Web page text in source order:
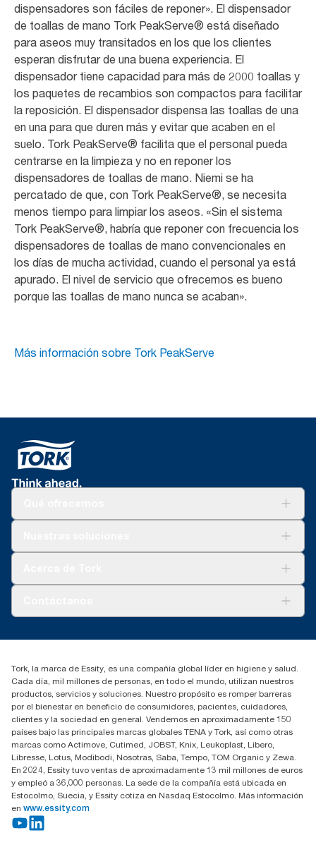
dispensadores son fáciles de reponer». El dispensador
de toallas de mano Tork PeakServe® está diseñado
para aseos muy transitados en los que los clientes
esperan disfrutar de una buena experiencia. El
dispensador tiene capacidad para más de 2000 toallas y
los paquetes de recambios son compactos para facilitar
la reposición. El dispensador dispensa las toallas de una
en una para que duren más y evitar que acaben en el
suelo. Tork PeakServe® facilita que el personal pueda
centrarse en la limpieza y no en reponer los
dispensadores de toallas de mano. Niemi se ha
percatado de que, con Tork PeakServe®, se necesita
menos tiempo para limpiar los aseos. «Sin el sistema
Tork PeakServe®, habría que reponer con frecuencia los
dispensadores de toallas de mano convencionales en
los días de mucha actividad, cuando el personal ya está
apurado. El nivel de servicio que ofrecemos es bueno
porque las toallas de mano nunca se acaban».
Más información sobre Tork PeakServe
91 657 84 00
Tork, la marca de Essity, es una compañía global líder en higiene y salud.
Cada día, mil millones de personas, en todo el mundo, utilizan nuestros
productos, servicios y soluciones. Nuestro propósito es romper barreras
por el bienestar en beneficio de consumidores, pacientes, cuidadores,
clientes y la sociedad en general. Vendemos en aproximadamente 150
países bajo las principales marcas globales TENA y Tork, así como otras
marcas como Actimove, Cutimed, JOBST, Knix, Leukoplast, Libero,
Libresse, Lotus, Modibodi, Nosotras, Saba, Tempo, TOM Organic y Zewa.
En 2024, Essity tuvo ventas de aproximadamente 13 mil millones de euros
y empleó a 36,000 personas. La sede de la compañía está ubicada en
Estocolmo, Suecia, y Essity cotiza en Nasdaq Estocolmo. Más información
en www.essity.com